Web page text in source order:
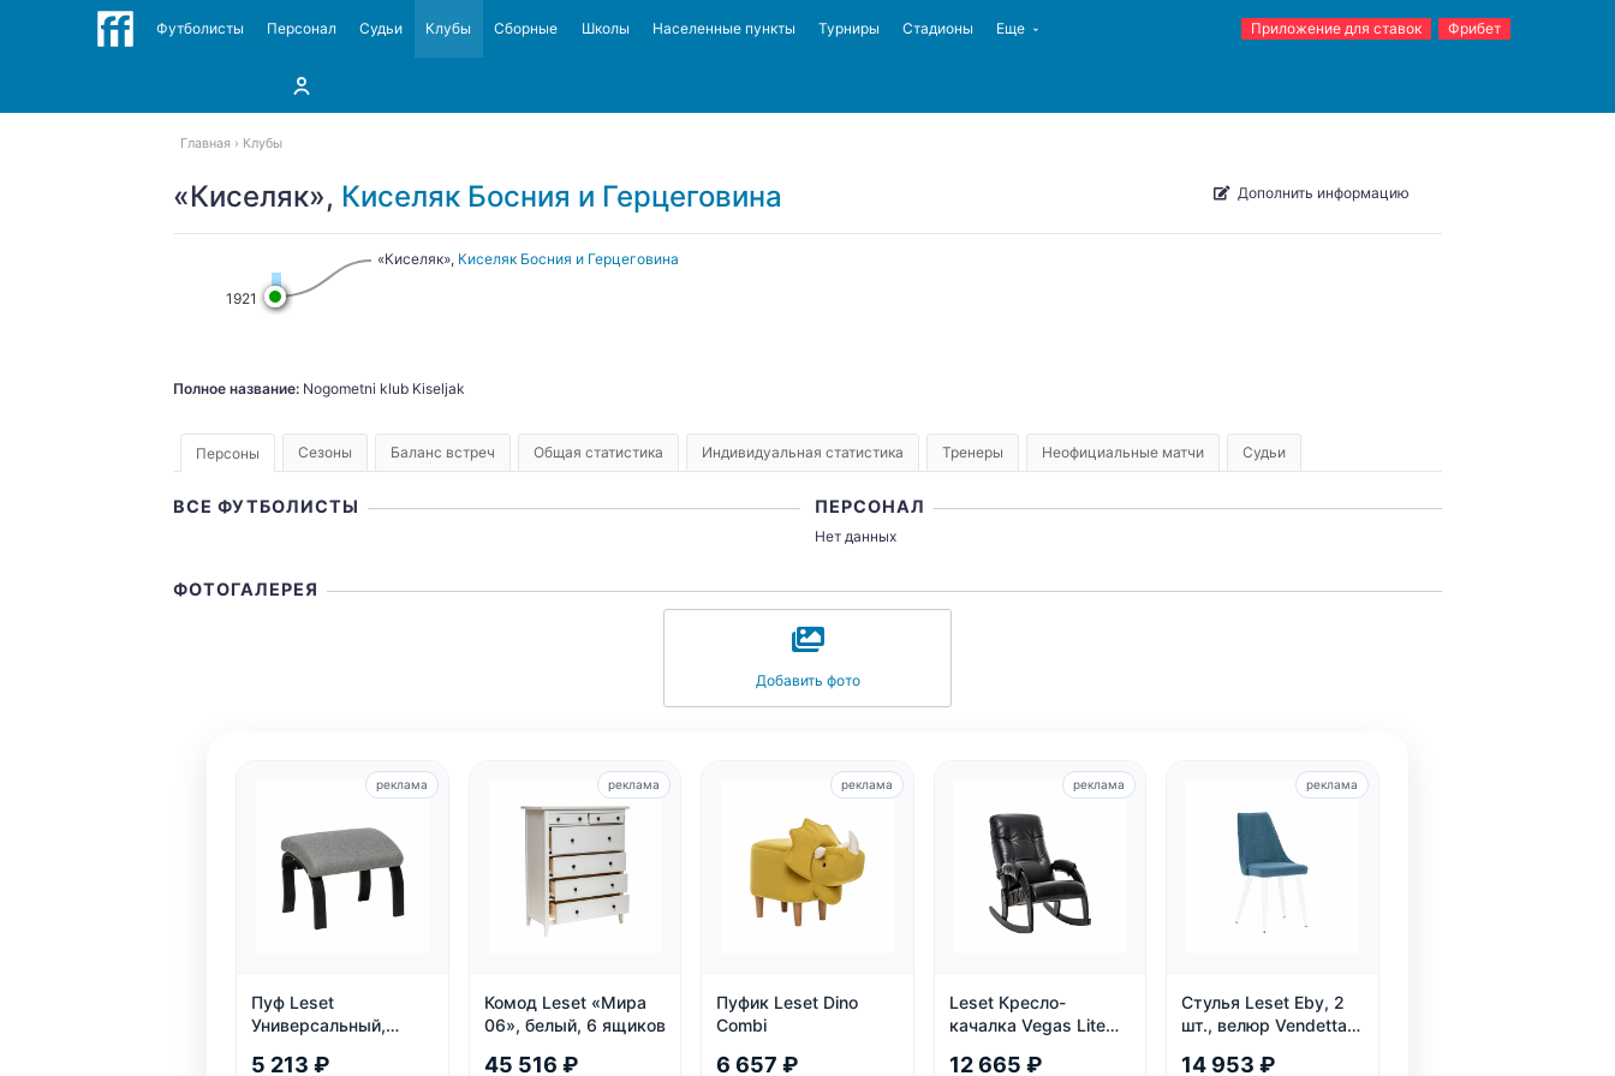
Футболисты Персонал Судьи Клубы Сборные Школы Населенные пункты Турниры Стадионы Еще Приложение для ставок Фрибет
Главная Клубы
«Киселяк», Киселяк Босния и Герцеговина Дополнить информацию
1921
«Киселяк», Киселяк Босния и Герцеговина
Полное название: Nogometni klub Kiseljak
Персоны Сезоны Баланс встреч Общая статистика Индивидуальная статистика Тренеры Неофициальные матчи Судьи
ВСЕ ФУТБОЛИСТЫ ПЕРСОНАЛ
Нет данных
ФОТОГАЛЕРЕЯ
Добавить фото
Пуф Leset
Универсальный,
5 213 ₽
реклама
Комод Leset «Мира
06», белый, 6 ящиков
45 516 ₽
реклама
Пуфик Leset Dino
Combi
6 657 ₽
реклама
Leset Кресло-
качалка Vegas Lite
12 665 ₽
реклама
Стулья Leset Eby, 2
шт., велюр Vendetta
14 953 ₽
реклама